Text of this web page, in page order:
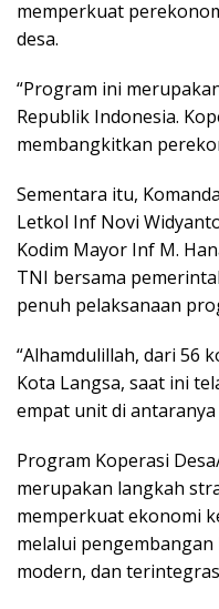
memperkuat
desa.
“Program ini
Republik Indonesia.
membangkitkan
Sementara itu,
Letkol Inf Novi
Kodim Mayor Inf M.
TNI bersama
penuh pelaksanaan
“Alhamdulillah, dari 56
Kota Langsa, saat ini
empat unit di antaranya
Program Koperasi
merupakan langkah
memperkuat ekonomi
melalui
modern, dan